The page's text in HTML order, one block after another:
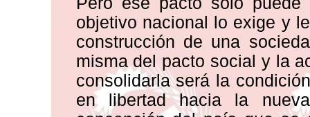
objetivo nacional lo exige y
construcción de una
misma del pacto social y la
consolidarla será la
en libertad hacia la